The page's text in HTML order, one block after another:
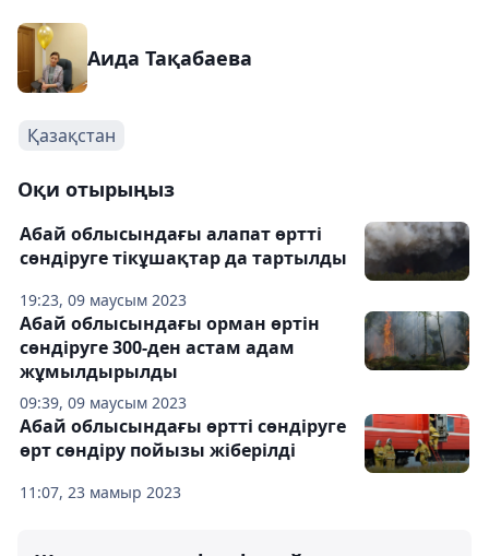
Аида Тақабаева
Қазақстан
Оқи отырыңыз
19:23, 09 маусым 2023
Абай облысындағы алапат өртті
сөндіруге тікұшақтар да тартылды
09:39, 09 маусым 2023
Абай облысындағы орман өртін
сөндіруге 300-ден астам адам
жұмылдырылды
11:07, 23 мамыр 2023
Абай облысындағы өртті сөндіруге
өрт сөндіру пойызы жіберілді